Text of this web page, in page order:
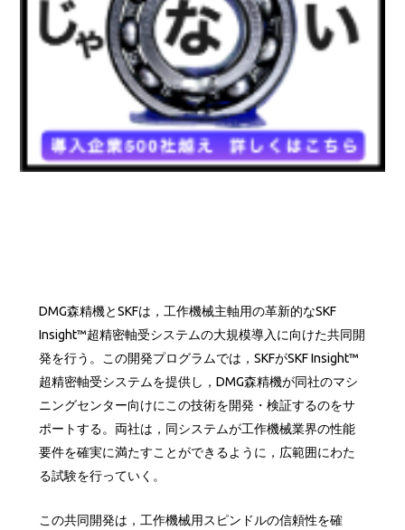
DMG森精機とSKFは，工作機械主軸用の革新的なSKF
Insight™超精密軸受システムの大規模導入に向けた共同開
発を行う。この開発プログラムでは，SKFがSKF Insight™
超精密軸受システムを提供し，DMG森精機が同社のマシ
ニングセンター向けにこの技術を開発・検証するのをサ
ポートする。両社は，同システムが工作機械業界の性能
要件を確実に満たすことができるように，広範囲にわた
る試験を行っていく。
この共同開発は，工作機械用スピンドルの信頼性を確